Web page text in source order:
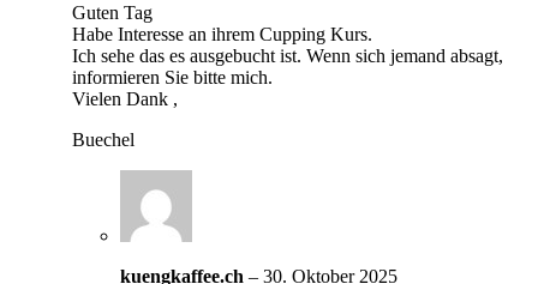
Guten Tag
Habe Interesse an ihrem Cupping Kurs.
Ich sehe das es ausgebucht ist. Wenn sich jemand absagt,
informieren Sie bitte mich.
Vielen Dank ,
Buechel
kuengkaffee.ch– 30. Oktober 2025